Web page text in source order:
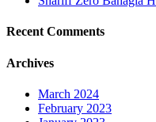
Recent Comments
Archives
March 2024
February 2023